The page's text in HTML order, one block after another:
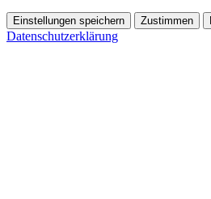
Einstellungen speichern Zustimmen
Datenschutzerklärung